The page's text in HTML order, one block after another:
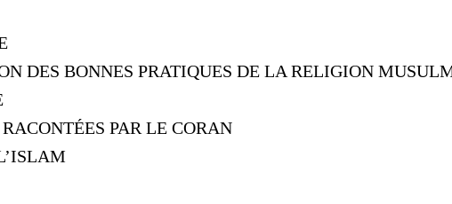
DES BONNES PRATIQUES DE LA RELIGION
PAR LE CORAN